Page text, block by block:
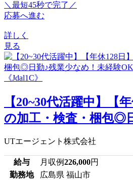
＼最短45秒で完了／
応募へ進む
詳しく
見る
【20~30代活躍中】【
の加工・検査・梱包◎
UTエージェント株式会社
給与 月収例226,000円
勤務地
広島県 福山市